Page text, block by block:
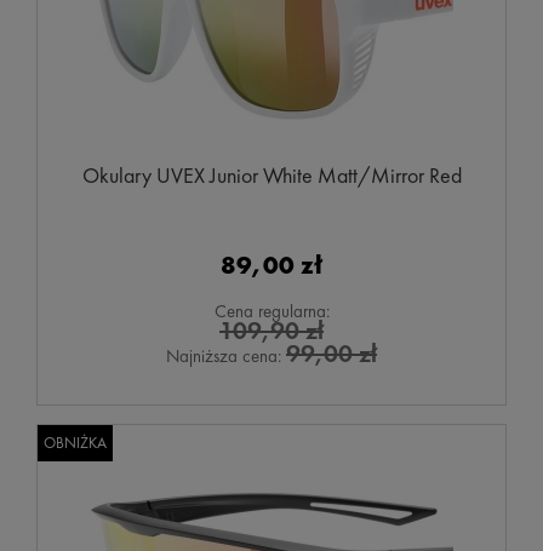
Okulary UVEX Junior White Matt/Mirror Red
89,00 zł
Cena regularna:
109,90 zł
Najniższa cena: 99,00 zł
OBNIŻKA